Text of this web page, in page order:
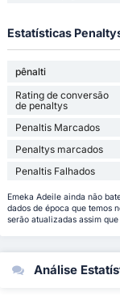
Estatísticas
pênalti
Rating de conversão
de penaltys
Penaltis Marcados
Penaltys marcados
Penaltis Falhados
Emeka Adeile ainda não
dados de época que temos
serão atualizadas assim
Análise